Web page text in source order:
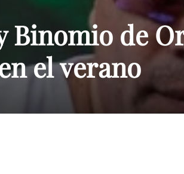
Binomio de
el verano